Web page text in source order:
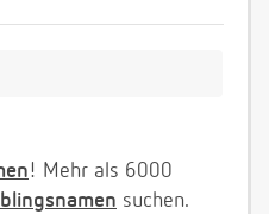
! Mehr als 6000
suchen.